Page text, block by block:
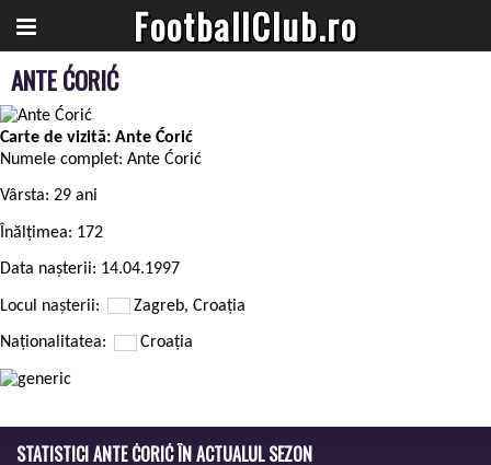
FootballClub.ro
ANTE ĆORIĆ
Carte de vizită: Ante Ćorić
Numele complet: Ante Ćorić
Vârsta: 29 ani
Înălțimea: 172
Data nașterii: 14.04.1997
Locul nașterii: Zagreb, Croaţia
Naționalitatea: Croaţia
STATISTICI ANTE ĆORIĆ ÎN ACTUALUL SEZON